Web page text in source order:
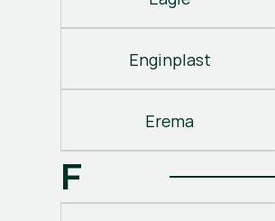
Enginplast
Erema
F